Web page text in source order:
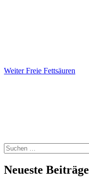
Weiter Freie Fettsäuren
Neueste Beiträge